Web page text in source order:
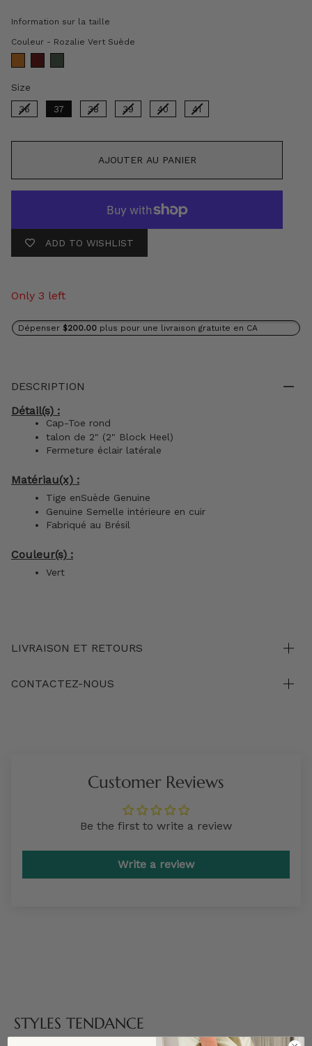
Information sur la taille
Couleur - Rozalie Vert Suède
Size
36 37 38 39 40 41
AJOUTER AU PANIER
ADD TO WISHLIST
Only 3 left
Dépenser $200.00 plus pour une livraison gratuite en CA
DESCRIPTION
Détail(s) :
Cap-Toe rond
talon de 2" (2" Block Heel)
Fermeture éclair latérale
Matériau(x) :
Tige enSuède Genuine
Genuine Semelle intérieure en cuir
Fabriqué au Brésil
Couleur(s) :
Vert
LIVRAISON ET RETOURS
CONTACTEZ-NOUS
Customer Reviews
Be the first to write a review
Write a review
STYLES TENDANCE